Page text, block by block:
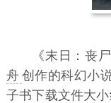
《末日：丧
舟 创作的科幻小
子书下载文件大